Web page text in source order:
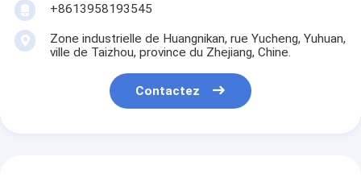
+8613958193545
Zone industrielle de Huangnikan, rue Yucheng, Yuhuan,
ville de Taizhou, province du Zhejiang, Chine.
Contactez